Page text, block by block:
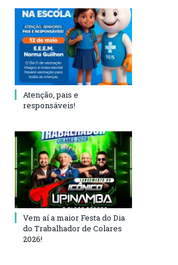
Atenção, pais e
responsáveis!
Vem aí a maior Festa do Dia
do Trabalhador de Colares
2026!